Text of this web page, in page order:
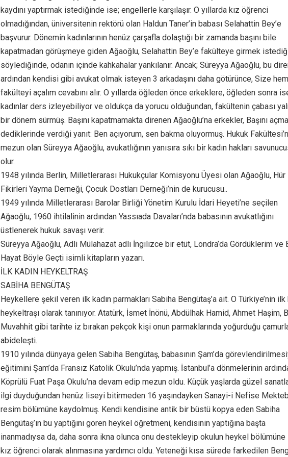
kaydını yaptırmak istediğinde ise; engellerle karşılaşır. O yıllarda kız öğrenci
olmadığından, üniversitenin rektörü olan Haldun Taner’in babası Selahattin Bey’e
başvurur. Dönemin kadınlarının henüz çarşafla dolaştığı bir zamanda başını bile
kapatmadan görüşmeye giden Ağaoğlu, Selahattin Bey’e fakülteye girmek
söylediğinde, odanın içinde kahkahalar yankılanır. Ancak; Süreyya Ağaoğlu, bu
ardından kendisi gibi avukat olmak isteyen 3 arkadaşını daha götürünce, Size
fakülteyi açalım cevabını alır. O yıllarda öğleden önce erkeklere, öğleden sonra
kadınlar ders izleyebiliyor ve oldukça da yorucu olduğundan, fakültenin çabası
bir dönem sürmüş. Başını kapatmamakta direnen Ağaoğlu’na erkekler, Başını açma
dediklerinde verdiği yanıt: Ben açıyorum, sen bakma oluyormuş. Hukuk
mezun olan Süreyya Ağaoğlu, avukatlığının yanısıra sıkı bir kadın hakları
olur.
1948 yılında Berlin, Milletlerarası Hukukçular Komisyonu Üyesi olan Ağaoğlu, Hür
Fikirleri Yayma Derneği, Çocuk Dostları Derneği’nin de kurucusu..
1949 yılında Milletlerarası Barolar Birliği Yönetim Kurulu İdari Heyeti’ne seçilen
Ağaoğlu, 1960 ihtilalinin ardından Yassıada Davaları’nda babasının avukatlığını
üstlenerek hukuk savaşı verir.
Süreyya Ağaoğlu, Adli Mülahazat adlı İngilizce bir etüt, Londra’da Gördüklerim ve
Hayat Böyle Geçti isimli kitapların yazarı.
İLK KADIN HEYKELTRAŞ
SABİHA BENGÜTAŞ
Heykellere şekil veren ilk kadın parmakları Sabiha Bengütaş’a ait. O Türkiye’nin ilk
heykeltraşı olarak tanınıyor. Atatürk, İsmet İnönü, Abdülhak Hamid, Ahmet Haşim,
Muvahhit gibi tarihte iz bırakan pekçok kişi onun parmaklarında yoğurduğu
abideleşti.
1910 yılında dünyaya gelen Sabiha Bengütaş, babasının Şam’da
eğitimini Şam’da Fransız Katolik Okulu’nda yapmış. İstanbul’a dönmelerinin
Köprülü Fuat Paşa Okulu’na devam edip mezun oldu. Küçük yaşlarda güzel
ilgi duyduğundan henüz liseyi bitirmeden 16 yaşındayken Sanayi-i Nefise
resim bölümüne kaydolmuş. Kendi kendisine antik bir büstü kopya eden Sabiha
Bengütaş’ın bu yaptığını gören heykel öğretmeni, kendisinin yaptığına başta
inanmadıysa da, daha sonra ikna olunca onu destekleyip okulun heykel bölümüne
kız öğrenci olarak alınmasına yardımcı oldu. Yeteneği kısa sürede farkedilen